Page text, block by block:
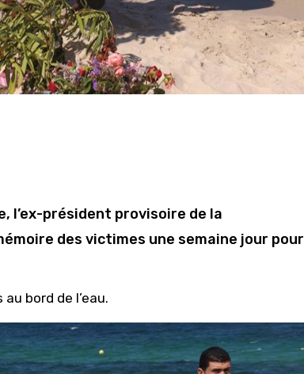
l’ex-président provisoire de la
des victimes une semaine jour pour
bord de l’eau.